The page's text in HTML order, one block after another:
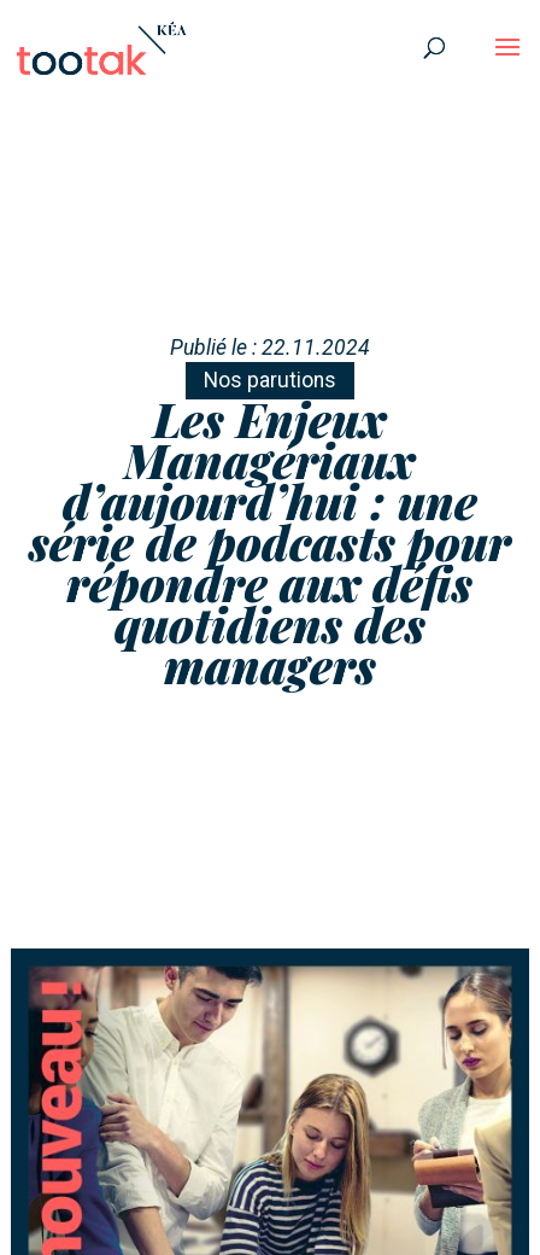
Publié le : 22.11.2024
Nos parutions
Les Enjeux
Managériaux
d’aujourd’hui : une
série de podcasts pour
répondre aux défis
quotidiens des
managers